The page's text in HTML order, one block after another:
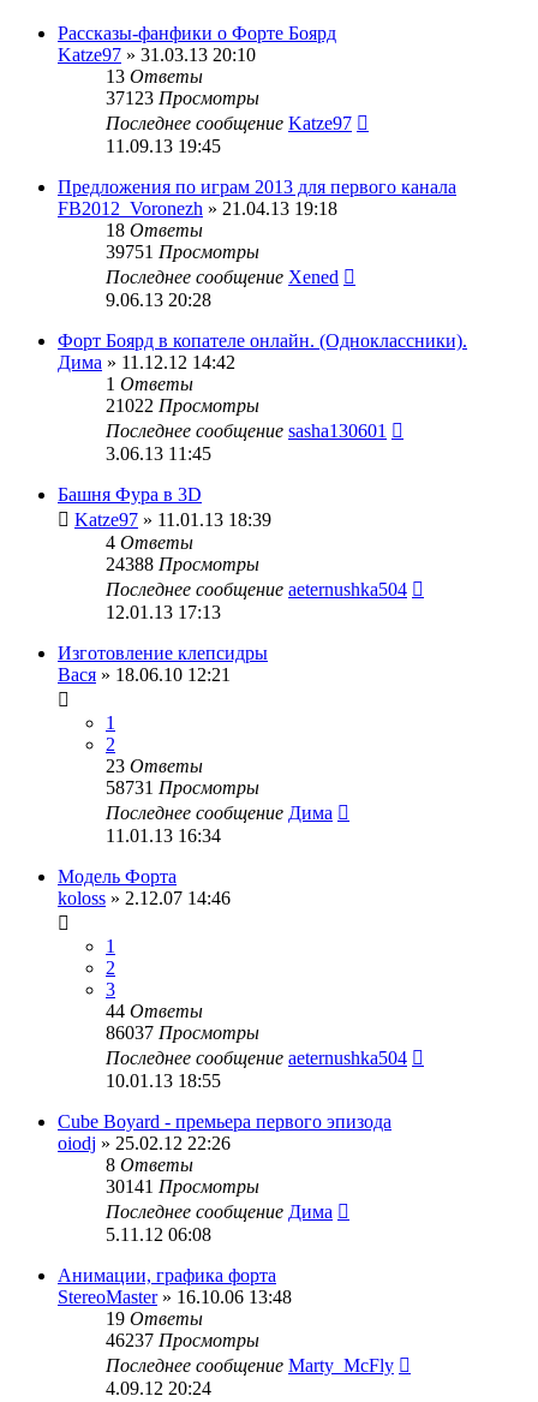
Рассказы-фанфики о Форте Боярд
Katze97 » 31.03.13 20:10
13 Ответы
37123 Просмотры
Последнее сообщение Katze97
11.09.13 19:45
Предложения по играм 2013 для первого канала
FB2012_Voronezh » 21.04.13 19:18
18 Ответы
39751 Просмотры
Последнее сообщение Xened
9.06.13 20:28
Форт Боярд в копателе онлайн. (Одноклассники).
Дима » 11.12.12 14:42
1 Ответы
21022 Просмотры
Последнее сообщение sasha130601
3.06.13 11:45
Башня Фура в 3D
Katze97 » 11.01.13 18:39
4 Ответы
24388 Просмотры
Последнее сообщение aeternushka504
12.01.13 17:13
Изготовление клепсидры
Вася » 18.06.10 12:21
1
2
23 Ответы
58731 Просмотры
Последнее сообщение Дима
11.01.13 16:34
Модель Форта
koloss » 2.12.07 14:46
1
2
3
44 Ответы
86037 Просмотры
Последнее сообщение aeternushka504
10.01.13 18:55
Cube Boyard - премьера первого эпизода
oiodj » 25.02.12 22:26
8 Ответы
30141 Просмотры
Последнее сообщение Дима
5.11.12 06:08
Анимации, графика форта
StereoMaster» 16.10.06 13:48
19 Ответы
46237 Просмотры
Последнее сообщение Marty_McFly
4.09.12 20:24